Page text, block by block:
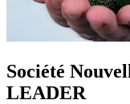
Société
LEADER